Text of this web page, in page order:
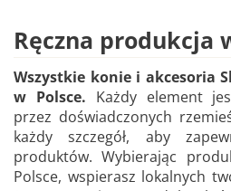
Ręczna produkcja
Wszystkie konie i akcesoria
w Polsce. Każdy element
przez doświadczonych
każdy szczegół, aby
produktów. Wybierając
Polsce, wspierasz lokalnych